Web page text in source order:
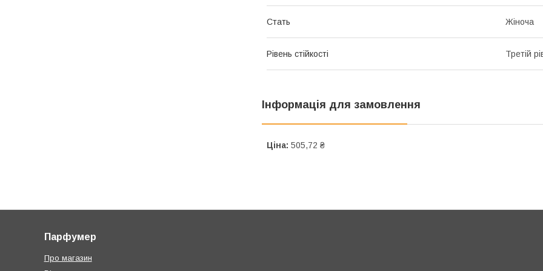
Стать Жіноча
Рівень стійкості Третій
Інформація для замовлення
Ціна: 505,72 ₴
Парфумер
Про магазин